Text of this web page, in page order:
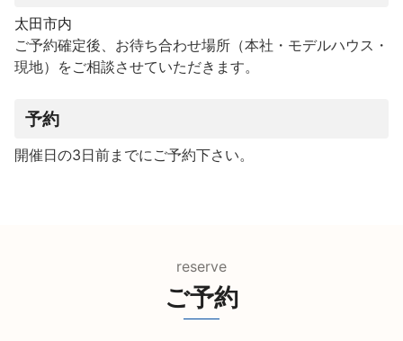
太田市内
ご予約確定後、お待ち合わせ場所（本社・モデルハウス・
現地）をご相談させていただきます。
予約
開催日の3日前までにご予約下さい。
reserve
ご予約